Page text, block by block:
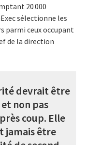
20 000
sélectionne les
parmi ceux occupant
de la direction
devrait être
non pas
coup. Elle
jamais être